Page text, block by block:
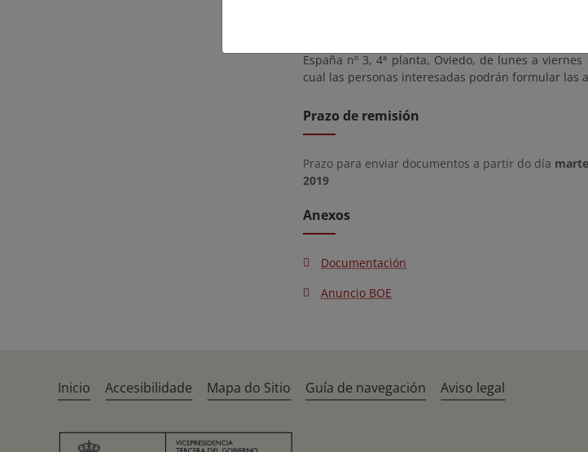
El expediente estará a disposición del público
del día siguiente a aquél en que tenga lugar la
Estado, pudiendo ser examinado en las oficinas
España nº 3, 4ª planta, Oviedo, de lunes a
cual las personas interesadas podrán formular las
Prazo de remisión
Prazo para enviar documentos a partir do día
2019
Anexos
Documentación
Anuncio BOE
Inicio Accesibilidade Mapa do Sitio Guía de navegación Aviso legal